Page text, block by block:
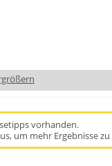
vorhanden.
um mehr Ergebnisse